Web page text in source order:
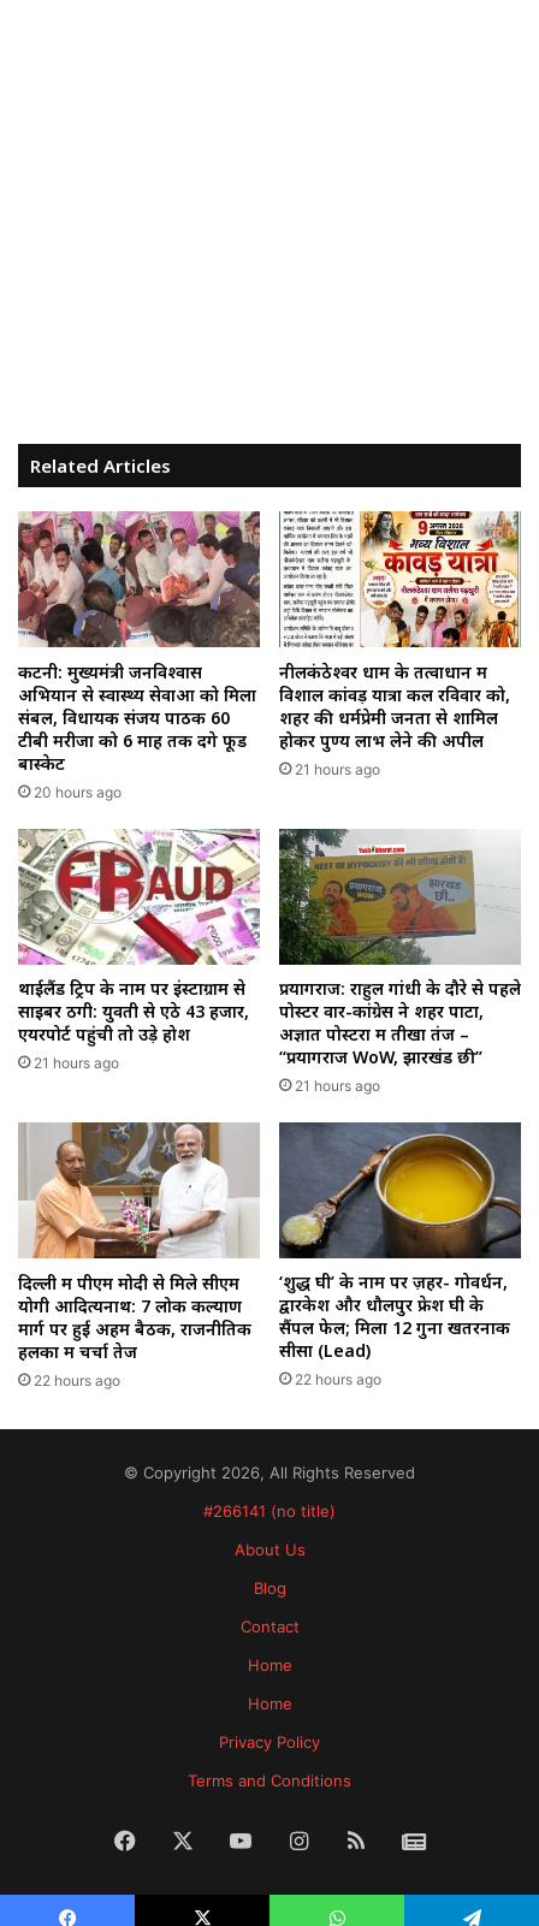
Related Articles
कटनी: मुख्यमंत्री जनविश्वास
अभियान से स्वास्थ्य सेवाओं को मिला
संबल, विधायक संजय पाठक 60
टीबी मरीजों को 6 माह तक देंगे फूड
बास्केट
20 hours ago
नीलकंठेश्वर धाम के तत्वाधान में
विशाल कांवड़ यात्रा कल रविवार को,
शहर की धर्मप्रेमी जनता से शामिल
होकर पुण्य लाभ लेने की अपील
21 hours ago
थाईलैंड ट्रिप के नाम पर इंस्टाग्राम से
साइबर ठगी: युवती से ऐंठे ₹43 हजार,
एयरपोर्ट पहुंची तो उड़े होश
21 hours ago
प्रयागराज: राहुल गांधी के दौरे से पहले
पोस्टर वार-कांग्रेस ने शहर पाटा,
अज्ञात पोस्टरों में तीखा तंज –
“प्रयागराज WoW, झारखंड छी”
21 hours ago
दिल्ली में पीएम मोदी से मिले सीएम
योगी आदित्यनाथ: 7 लोक कल्याण
मार्ग पर हुई अहम बैठक, राजनीतिक
हलकों में चर्चा तेज
22 hours ago
‘शुद्ध घी’ के नाम पर ज़हर- गोवर्धन,
द्वारकेश और धौलपुर फ्रेश घी के
सैंपल फेल; मिला 12 गुना खतरनाक
सीसा (Lead)
22 hours ago
© Copyright 2026, All Rights Reserved
#266141 (no title)
About Us
Blog
Contact
Home
Home
Privacy Policy
Terms and Conditions
Facebook YouTubeInstagram
RSS News